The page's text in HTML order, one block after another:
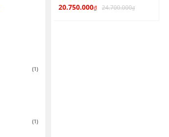
(1)
(1)
Được xếp
20.750.000₫ 24.700.000₫